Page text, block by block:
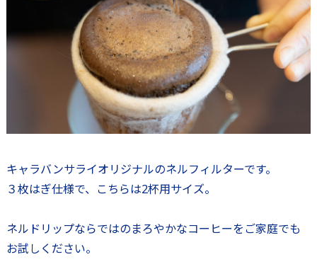
キャラバンサライオリジナルのネルフィルターです。
３枚はぎ仕様で、こちらは2杯用サイズ。
ネルドリップならではのまろやかなコーヒーをご家庭でも
お試しください。